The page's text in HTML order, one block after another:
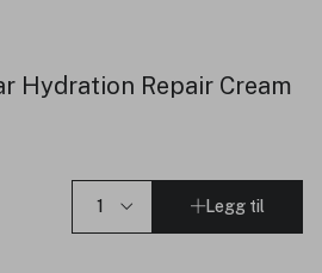
Hydration Repair Cream
Legg til